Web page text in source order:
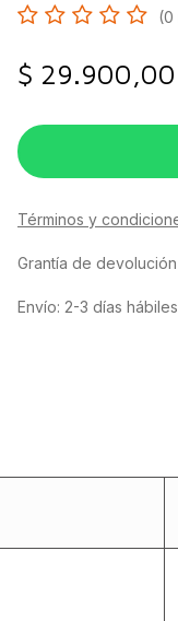
(0
$ 29.900,00
Términos y
Grantía de
Envío: 2-3 días hábiles